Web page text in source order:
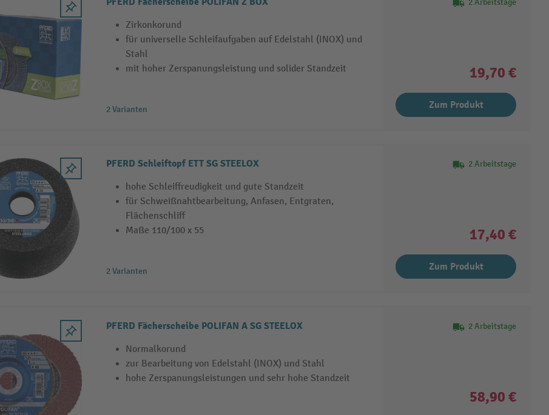
Zirkonkorund
für universelle Schleifaufgaben auf Edelstahl (INOX) und
Stahl
mit hoher Zerspanungsleistung und solider Standzeit
2 Varianten
19,70 €
Zum Produkt
PFERD Schleiftopf ETT SG STEELOX
hohe Schleiffreudigkeit und gute Standzeit
für Schweißnahtbearbeitung, Anfasen, Entgraten,
Flächenschliff
Maße 110/100 x 55
2 Varianten
2 Arbeitstage
17,40 €
Zum Produkt
PFERD Fächerscheibe POLIFAN A SG STEELOX
Normalkorund
zur Bearbeitung von Edelstahl (INOX) und Stahl
hohe Zerspanungsleistungen und sehr hohe Standzeit
2 Arbeitstage
58,90 €